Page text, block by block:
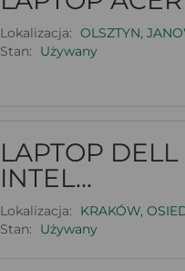
Lokalizacja: OLSZTYN,
Stan:
Używany
LAPTOP
INTEL...
Lokalizacja:
KRAKÓW,
Stan:
Używany